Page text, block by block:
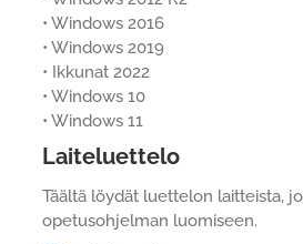
• Windows 2016
• Windows 2019
• Ikkunat 2022
• Windows 10
• Windows 11
Laiteluettelo
Täältä löydät luettelon laitteista,
opetusohjelman luomiseen.